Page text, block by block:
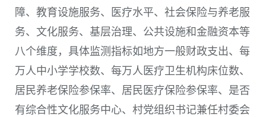
障、教育设施服务、医疗水平、社会保险与养老服
务、文化服务、基层治理、公共设施和金融资本等
八个维度，具体监测指标如地方一般财政支出、每
万人中小学学校数、每万人医疗卫生机构床位数、
居民养老保险参保率、居民医疗保险参保率、是否
有综合性文化服务中心、村党组织书记兼任村委会